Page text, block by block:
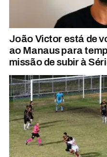
João Victor está de
ao Manaus para
missão de subir à